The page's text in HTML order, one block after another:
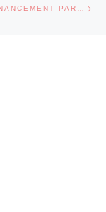
RAPIDESS A LANCÉ UNE CAMPAGNE DE FINANCEMENT PARTICIPATIF SUR LA PLATEFORME DE CAP48